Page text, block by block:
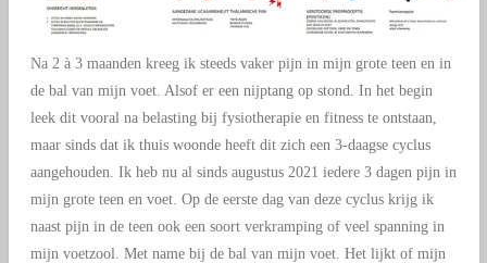
Na 2 à 3 maanden kreeg ik steeds vaker pijn in mijn grote teen en in
de bal van mijn voet. Alsof er een nijptang op stond. In het begin
leek dit vooral na belasting bij fysiotherapie en fitness te ontstaan,
maar sinds dat ik thuis woonde heeft dit zich een 3-daagse cyclus
aangehouden. Ik heb nu al sinds augustus 2021 iedere 3 dagen pijn in
mijn grote teen en voet. Op de eerste dag van deze cyclus krijg ik
naast pijn in de teen ook een soort verkramping of veel spanning in
mijn voetzool. Met name bij de bal van mijn voet. Het lijkt of mijn